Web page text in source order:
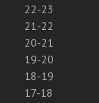
22-23
21-22
20-21
19-20
18-19
17-18